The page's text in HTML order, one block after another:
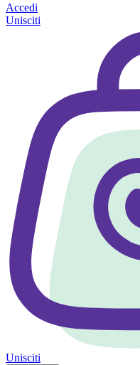
Accedi
Unisciti
Unisciti